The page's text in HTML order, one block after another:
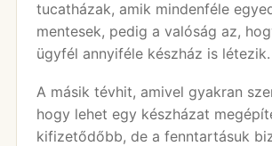
tucatházak, amik mindenféle
mentesek, pedig a valóság az,
ügyfél annyiféle készház is létezik.
A másik tévhit, amivel gyakran
hogy lehet egy készházat
kifizetődőbb, de a fenntartásuk